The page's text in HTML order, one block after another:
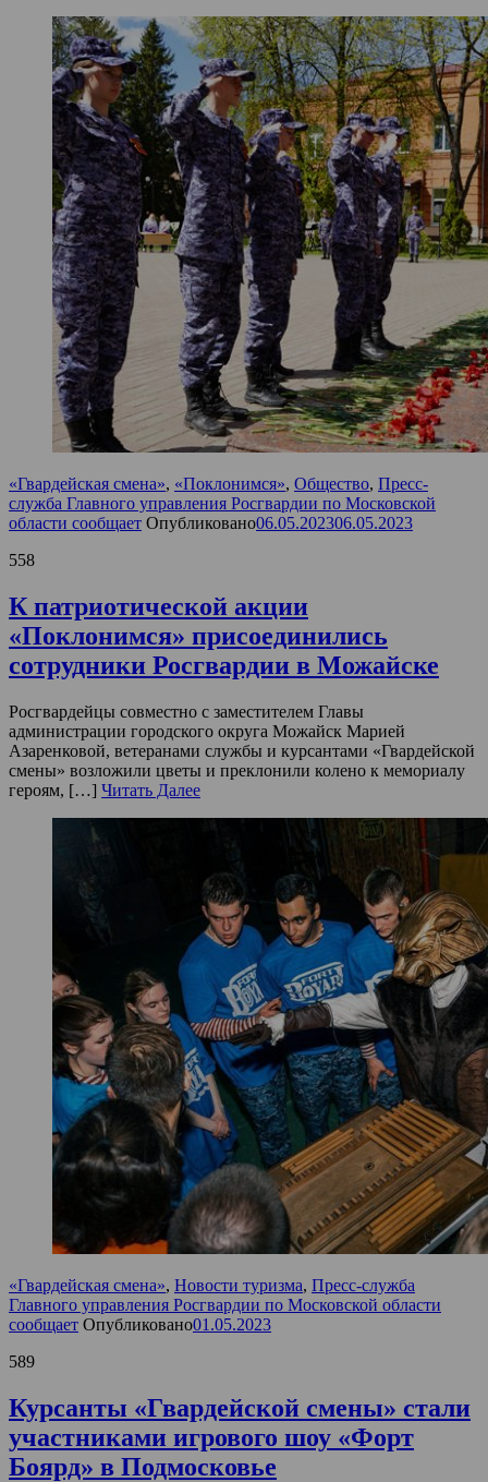
«Гвардейская смена», «Поклонимся», Общество, Пресс-
служба Главного управления Росгвардии по Московской
области сообщает Опубликовано06.05.202306.05.2023
558
К патриотической акции
«Поклонимся» присоединились
сотрудники Росгвардии в Можайске
Росгвардейцы совместно с заместителем Главы
администрации городского округа Можайск Марией
Азаренковой, ветеранами службы и курсантами «Гвардейской
смены» возложили цветы и преклонили колено к мемориалу
героям, […] Читать Далее
«Гвардейская смена», Новости туризма, Пресс-служба
Главного управления Росгвардии по Московской области
сообщает Опубликовано01.05.2023
589
Курсанты «Гвардейской смены» стали
участниками игрового шоу «Форт
Боярд» в Подмосковье